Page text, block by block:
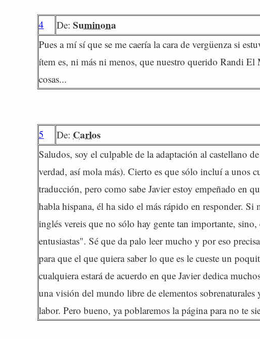
4 De: Suminona
Pues a mí sí que se me caería la cara de vergüenza si
ítem es, ni más ni menos, que nuestro querido Randi
cosas...
5 De: Carlos
Saludos, soy el culpable de la adaptación al castellano
verdad, así mola más). Cierto es que sólo incluí a unos
traducción, pero como sabe Javier estoy empeñado en
habla hispana, él ha sido el más rápido en responder.
inglés vereis que no sólo hay gente tan importante,
entusiastas". Sé que da palo leer mucho y por eso
para que el que quiera saber lo que es le cueste un
cualquiera estará de acuerdo en que Javier dedica
una visión del mundo libre de elementos sobrenaturales
labor. Pero bueno, ya poblaremos la página para no te